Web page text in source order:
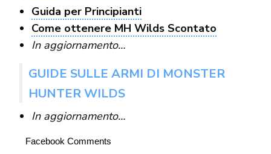
Guida per Principianti
Come ottenere MH Wilds Scontato
In aggiornamento…
GUIDE SULLE ARMI DI MONSTER
HUNTER WILDS
In aggiornamento…
Facebook Comments